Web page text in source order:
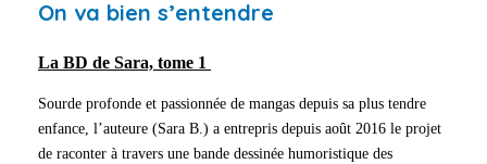
On va bien s’entendre
La BD de Sara, tome 1
Sourde profonde et passionnée de mangas depuis sa plus tendre
enfance, l’auteure (Sara B.) a entrepris depuis août 2016 le projet
de raconter à travers une bande dessinée humoristique des